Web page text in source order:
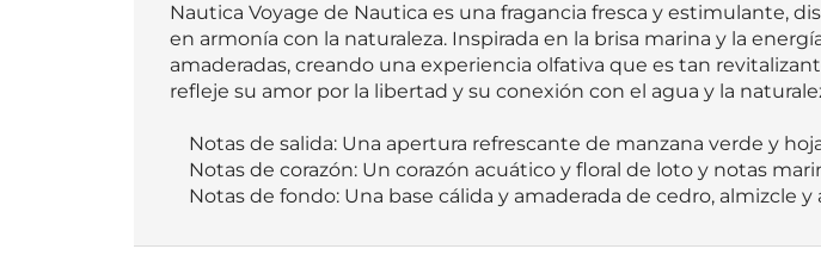
Nautica Voyage de Nautica es una fragancia fresca y estimulante,
en armonía con la naturaleza. Inspirada en la brisa marina y la
amaderadas, creando una experiencia olfativa que es tan
refleje su amor por la libertad y su conexión con el agua y la
Notas de fondo: Una base cálida y amaderada de cedro,